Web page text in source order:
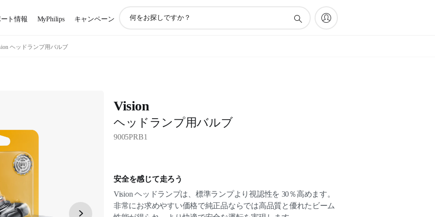
ト情報 MyPhilips キャンペーン
索
ヘッドランプ用バルブ
Vision
ヘッドランプ用バルブ
9005PRB1
安全を感じて走ろう
Vision ヘッドランプは、標準ランプより視認性を 30％高めます。
非常にお求めやすい価格で純正品ならでは高品質と優れたビーム